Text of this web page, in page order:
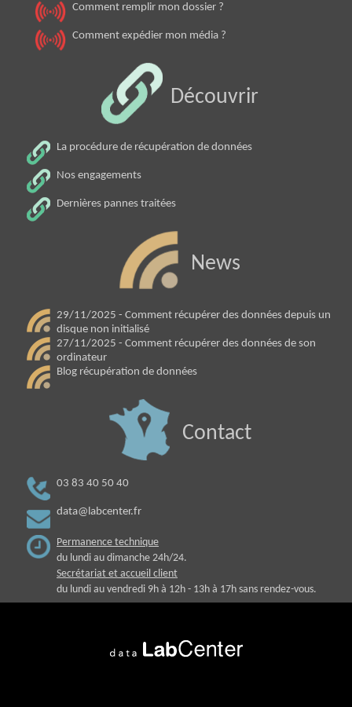
Comment remplir mon dossier ?
Comment expédier mon média ?
Découvrir
La procédure de récupération de données
Nos engagements
Dernières pannes traitées
News
29/11/2025 - Comment récupérer des données depuis un
disque non initialisé
27/11/2025 - Comment récupérer des données de son
ordinateur
Blog récupération de données
Contact
03 83 40 50 40
data@labcenter.fr
Permanence technique
du lundi au dimanche 24h/24.
Secrétariat et accueil client
du lundi au vendredi 9h à 12h - 13h à 17h sans rendez-vous.